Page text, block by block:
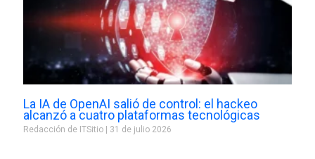
La IA de OpenAI salió de control: el hackeo
alcanzó a cuatro plataformas tecnológicas
Redacción de ITSitio 31 de julio 2026